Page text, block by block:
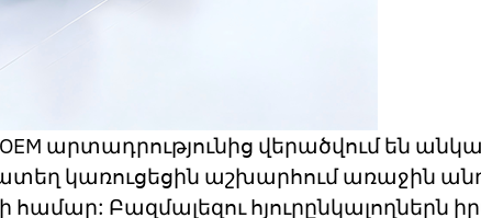
արտադրությունից վերածվում են
կառուցեցին աշխարհում առաջին
Բազմալեզու հյուրընկալողներն